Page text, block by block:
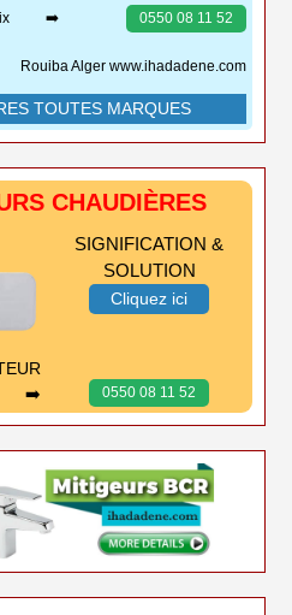
➡️ 0550 08 11 52
Rouiba Alger www.ihadadene.com
TOUTES MARQUES
CHAUDIÈRES
SIGNIFICATION &
SOLUTION
Cliquez ici
0550 08 11 52
➡️